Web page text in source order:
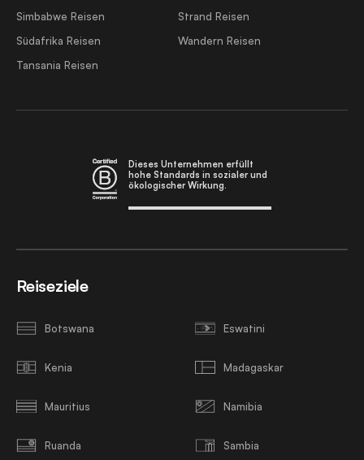
Simbabwe Reisen
Südafrika Reisen
Tansania Reisen
Strand Reisen
Wandern Reisen
Dieses Unternehmen erfüllt
hohe Standards in sozialer und
ökologischer Wirkung.
Reiseziele
Botswana Eswatini
Kenia Madagaskar
Mauritius Namibia
Ruanda Sambia